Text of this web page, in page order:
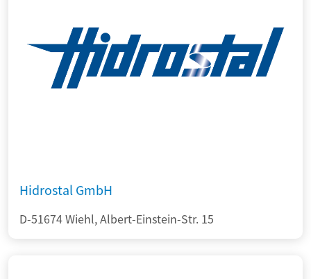
Hidrostal GmbH
D-51674 Wiehl, Albert-Einstein-Str. 15